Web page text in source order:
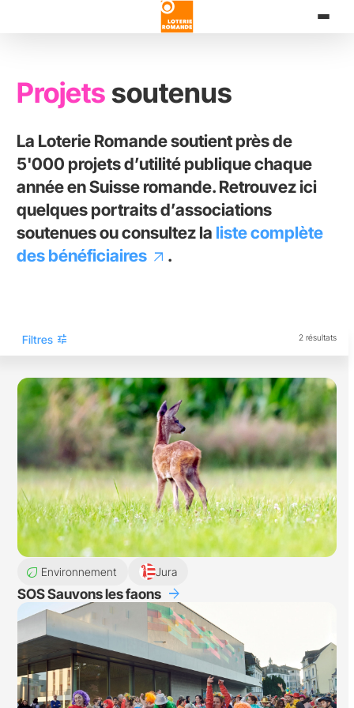
Projetssoutenus
La Loterie Romande soutient près de
5'000 projets d’utilité publique chaque
année en Suisse romande. Retrouvez ici
quelques portraits d’associations
soutenues ou consultez la liste complète
des bénéficiaires
.
Filtres tune 2 résultats
eco Environnement Jura
SOS Sauvons les faons arrow_forward